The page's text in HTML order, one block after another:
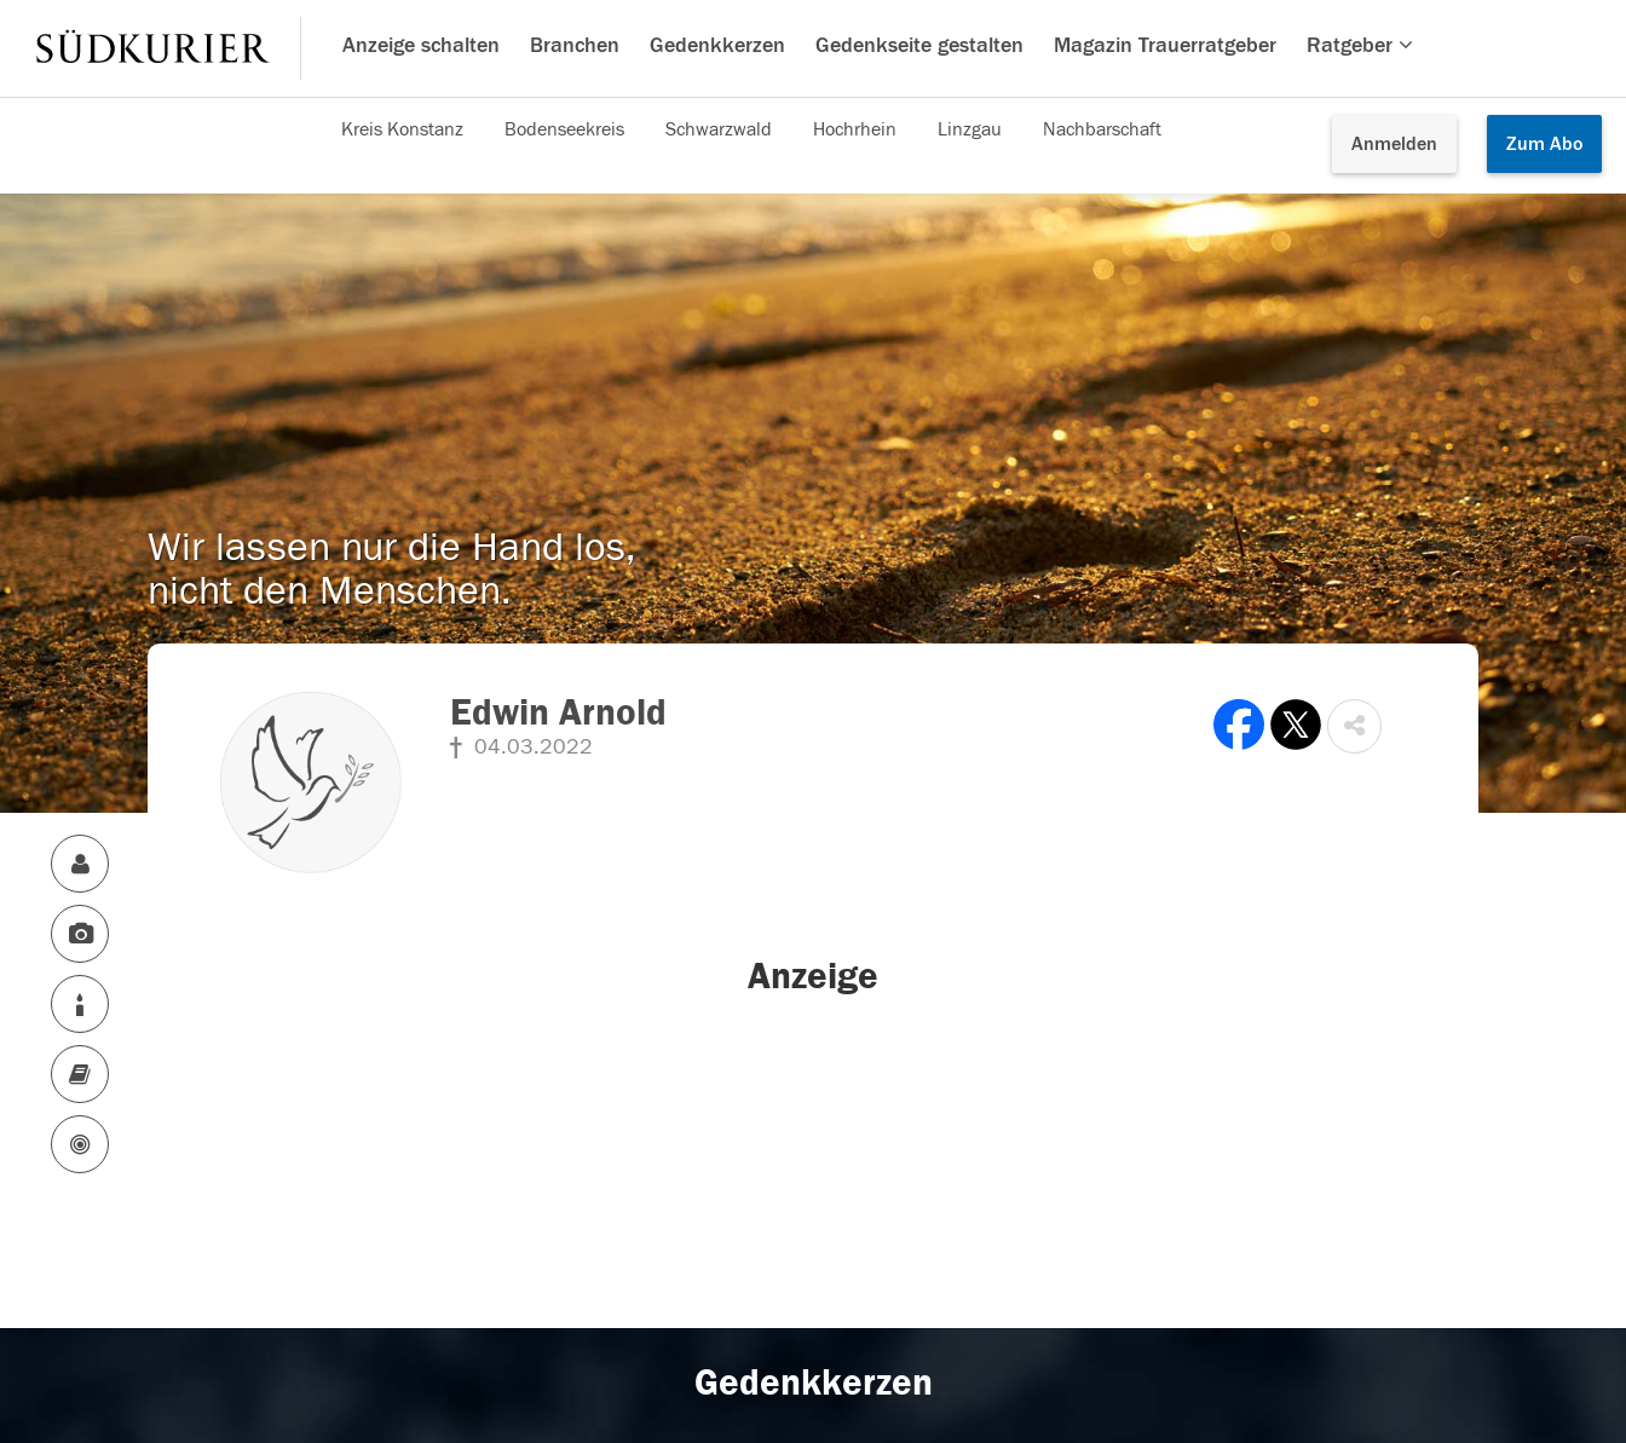
Anzeige schalten Branchen Gedenkkerzen Gedenkseite gestalten Magazin Trauerratgeber Ratgeber
Anmelden Zum Abo
Kreis Konstanz Bodenseekreis Schwarzwald Hochrhein Linzgau Nachbarschaft
Wir lassen nur die Hand los,
nicht den Menschen.
Edwin Arnold
04.03.2022
Anzeige
Gedenkkerzen